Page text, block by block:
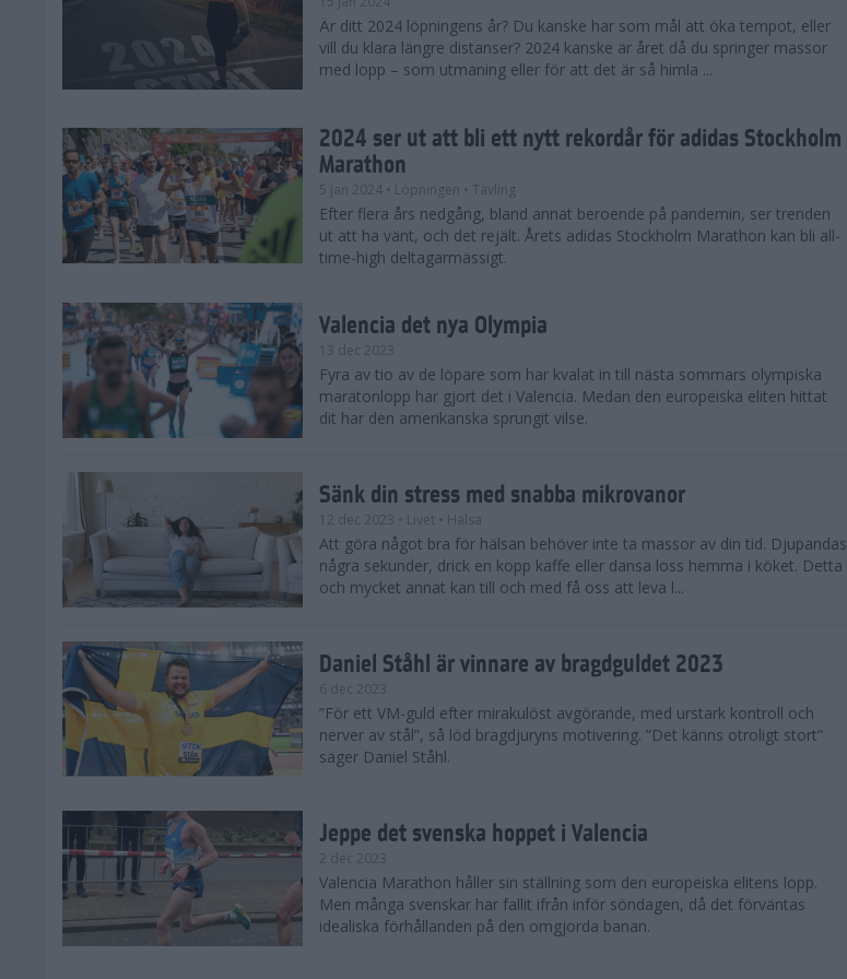
Är ditt 2024 löpningens år? Du kanske har som mål att öka tempot, eller
vill du klara längre distanser? 2024 kanske är året då du springer massor
med lopp – som utmaning eller för att det är så himla ...
2024 ser ut att bli ett nytt rekordår för adidas Stockholm
Marathon
5 jan 2024 • Löpningen • Tävling
Efter flera års nedgång, bland annat beroende på pandemin, ser trenden
ut att ha vänt, och det rejält. Årets adidas Stockholm Marathon kan bli all-
time-high deltagarmässigt.
Valencia det nya Olympia
13 dec 2023
Fyra av tio av de löpare som har kvalat in till nästa sommars olympiska
maratonlopp har gjort det i Valencia. Medan den europeiska eliten hittat
dit har den amerikanska sprungit vilse.
Sänk din stress med snabba mikrovanor
12 dec 2023 • Livet • Hälsa
Att göra något bra för hälsan behöver inte ta massor av din tid. Djupandas
några sekunder, drick en kopp kaffe eller dansa loss hemma i köket. Detta
och mycket annat kan till och med få oss att leva l...
Daniel Ståhl är vinnare av bragdguldet 2023
6 dec 2023
”För ett VM-guld efter mirakulöst avgörande, med urstark kontroll och
nerver av stål”, så löd bragdjuryns motivering. ”Det känns otroligt stort”
säger Daniel Ståhl.
Jeppe det svenska hoppet i Valencia
2 dec 2023
Valencia Marathon håller sin ställning som den europeiska elitens lopp.
Men många svenskar har fallit ifrån inför söndagen, då det förväntas
idealiska förhållanden på den omgjorda banan.